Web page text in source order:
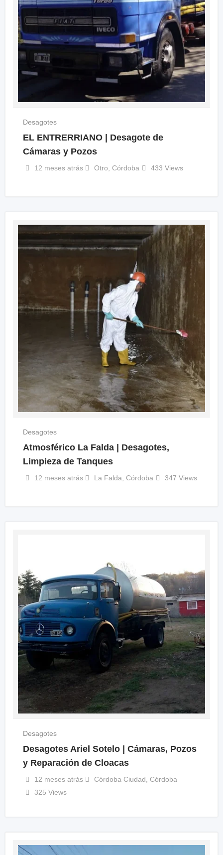
Desagotes
EL ENTRERRIANO | Desagote de
Cámaras y Pozos
12 meses atrás Otro Córdoba 433 Views
Desagotes
Atmosférico La Falda | Desagotes,
Limpieza de Tanques
12 meses atrás La Falda Córdoba 347 Views
Desagotes
Desagotes Ariel Sotelo | Cámaras, Pozos
y Reparación de Cloacas
12 meses atrás Córdoba Ciudad Córdoba
325 Views